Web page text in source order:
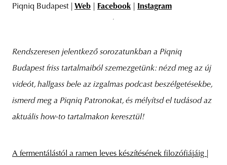
Piqniq Budapest | Web Facebook Instagram
Rendszeresen jelentkező sorozatunkban a Piqniq
Budapest friss tartalmaiból szemezgetünk: nézd meg az új
videót, hallgass bele az izgalmas podcast beszélgetésekbe,
ismerd meg a Piqniq Patronokat, és mélyítsd el tudásod az
aktuális how-to tartalmakon keresztül!
A fermentálástól a ramen leves készítésének filozófiájáig |